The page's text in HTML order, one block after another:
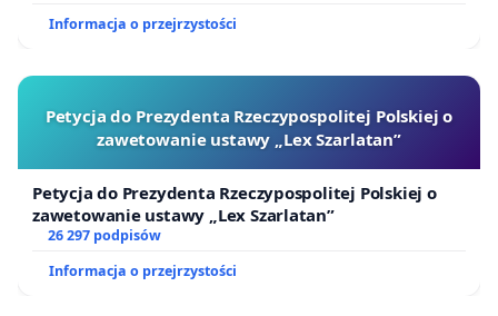
Informacja o przejrzystości
Petycja do Prezydenta Rzeczypospolitej Polskiej o
zawetowanie ustawy „Lex Szarlatan”
Petycja do Prezydenta Rzeczypospolitej Polskiej o
zawetowanie ustawy „Lex Szarlatan”
26 297 podpisów
Informacja o przejrzystości